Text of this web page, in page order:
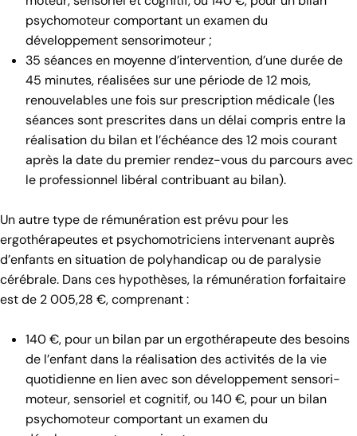
psychomoteur comportant un examen du
développement sensorimoteur ;
35 séances en moyenne d’intervention, d’une durée de
45 minutes, réalisées sur une période de 12 mois,
renouvelables une fois sur prescription médicale (les
séances sont prescrites dans un délai compris entre la
réalisation du bilan et l’échéance des 12 mois courant
après la date du premier rendez-vous du parcours avec
le professionnel libéral contribuant au bilan).
Un autre type de rémunération est prévu pour les
ergothérapeutes et psychomotriciens intervenant auprès
d’enfants en situation de polyhandicap ou de paralysie
cérébrale. Dans ces hypothèses, la rémunération forfaitaire
est de 2 005,28 €, comprenant :
140 €, pour un bilan par un ergothérapeute des besoins
de l’enfant dans la réalisation des activités de la vie
quotidienne en lien avec son développement sensori-
moteur, sensoriel et cognitif, ou 140 €, pour un bilan
psychomoteur comportant un examen du